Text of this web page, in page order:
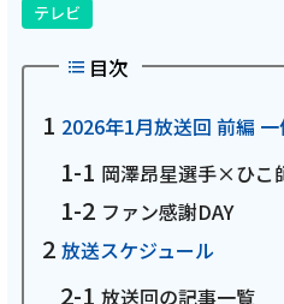
おトクな情報
対応エリア
テレビ
目次
2026年1月放送回 前編
岡澤昂星選手×ひこ
ファン感謝DAY
放送スケジュール
放送回の記事一覧